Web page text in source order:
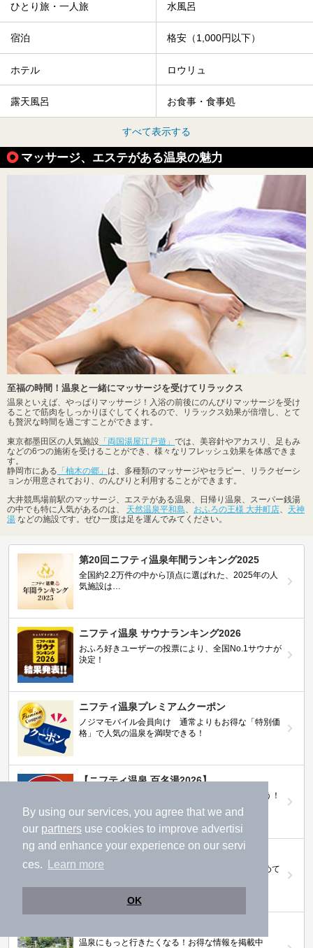
By using our services, you agree that we and
our partners use cookies to improve advertisi
ng and enhance your experience on our servi
ces.
Learn more
OK
ひとり旅・一人旅 水風呂
宿泊 格安（1,000円以下）
ホテル ロウリュ
露天風呂 お食事・食事処
すべて表示する
マッサージ、エステがある温泉の魅力
至福の時間！温泉と一緒にマッサージを受けてリラックス
温泉といえば、やっぱりマッサージ！入浴の前後にのんびりマッサージを受け
ることで筋肉をしっかりほぐしてくれるので、リラックス効果が倍増し、とて
も贅沢な時間を過ごすことができます。
東京都墨田区の人気施設 「両国湯屋江戸遊」 では、美容針やアカスリ、足もみ
などの6つの施術を受けることができ、様々なリフレッシュ効果を体感できま
す。
静岡市にある 「柚木の郷」 は、多種類のマッサージやセラピー、リラクゼーシ
ョンが用意されており、のんびりと利用することができます。
大井競馬場前駅のマッサージ、エステがある温泉、日帰り温泉、スーパー銭湯
の中でも特に人気があるのは、 天然温泉平和島 おふろの王様 大井町店
天神
湯 などの施設です。ぜひ一度は足を運んでみてください。
第20回ニフティ温泉年間ランキング2025
全国約2.2万件の中から頂点に選ばれた、2025年の人
気施設は…
ニフティ温泉 サウナランキング2026
おふろ好きユーザーの投票により、全国No.1サウナが
決定！
ニフティ温泉プレミアムクーポン
ノジマモバイル会員向け 通常よりもお得な「特別価
格」で人気の温泉を満喫できる！
【ニフティ温泉 百名湯2026】
行ってみたい施設に投票してプレゼントを当てよう！
（全10回開催 / 合計260名様）
岩盤浴特集
日本全国の岩盤浴情報だけをピックアップ。まとめて
温泉にもっと行きたくなる！お得な情報を掲載中